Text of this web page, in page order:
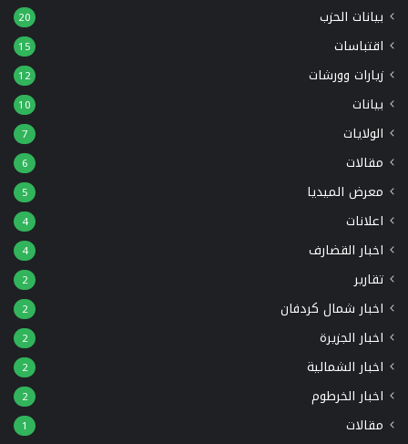
بيانات الحزب 20
اقتباسات 15
زيارات وورشات 12
بيانات 10
الولايات 7
مقالات 6
معرض الميديا 5
اعلانات 4
اخبار القضارف 4
تقارير 2
اخبار شمال كردفان 2
اخبار الجزيرة 2
اخبار الشمالية 2
اخبار الخرطوم 2
مقالات 1